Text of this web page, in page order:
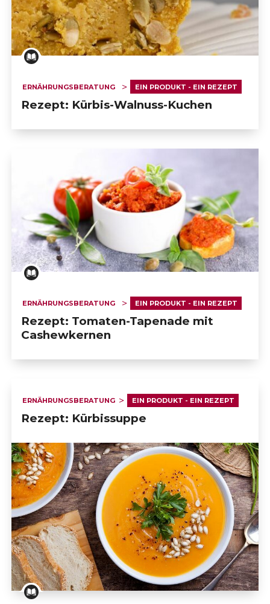
ERNÄHRUNGSBERATUNG EIN PRODUKT - EIN REZEPT
Rezept: Kürbis-Walnuss-Kuchen
ERNÄHRUNGSBERATUNG EIN PRODUKT - EIN REZEPT
Rezept: Tomaten-Tapenade mit
Cashewkernen
ERNÄHRUNGSBERATUNG EIN PRODUKT - EIN REZEPT
Rezept: Kürbissuppe
Rezept: Kürbissuppe